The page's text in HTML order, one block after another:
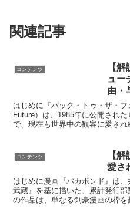
関連記事
コンテンツ
【
ュー
由・
はじめに『バック・トゥ・ザ・
Future）は、1985年に公開され
で、現在も世界中の観客に愛され
コンテンツ
【
愛さ
はじめに漫画『バカボンド』は
武蔵』を基に描いた、累計発行
の作品は、単なる剣豪漫画の枠